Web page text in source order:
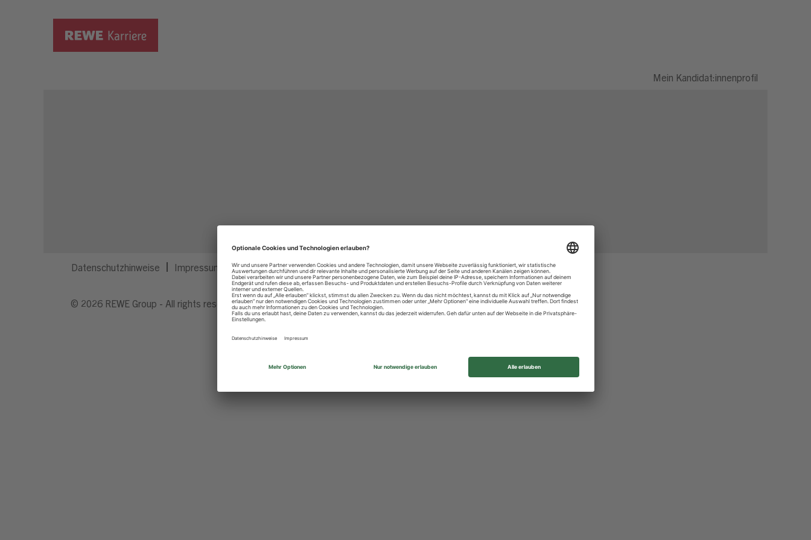
Mein Kandidat:innenprofil
Datenschutzhinweise Impressum Privatsphäre-Einstellungen
© 2026 REWE Group - All rights reserved